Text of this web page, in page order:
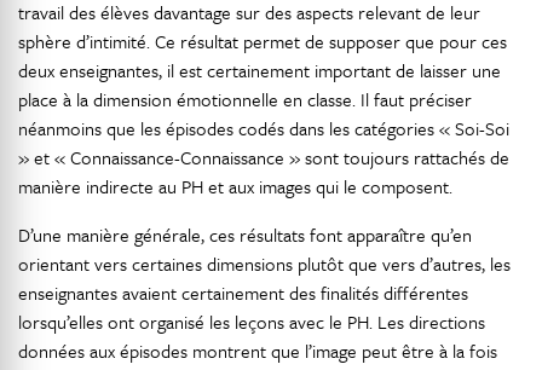
travail des élèves davantage sur des aspects relevant de leur
sphère d’intimité. Ce résultat permet de supposer que pour ces
deux enseignantes, il est certainement important de laisser une
place à la dimension émotionnelle en classe. Il faut préciser
néanmoins que les épisodes codés dans les catégories « Soi-Soi
» et « Connaissance-Connaissance » sont toujours rattachés de
manière indirecte au PH et aux images qui le composent.
D’une manière générale, ces résultats font apparaître qu’en
orientant vers certaines dimensions plutôt que vers d’autres, les
enseignantes avaient certainement des finalités différentes
lorsqu’elles ont organisé les leçons avec le PH. Les directions
données aux épisodes montrent que l’image peut être à la fois